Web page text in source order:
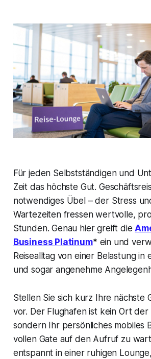
Für jeden Selbstständigen und
Zeit das höchste Gut.
notwendiges Übel – der Stress
Wartezeiten fressen wertvolle,
Stunden. Genau hier greift die
Business Platinum* ein und
Reisealltag von einer Belastung in
und sogar angenehme
Stellen Sie sich kurz Ihre nächste
vor. Der Flughafen ist kein Ort
sondern Ihr persönliches mobiles
vollen Gate auf den Aufruf zu
entspannt in einer ruhigen